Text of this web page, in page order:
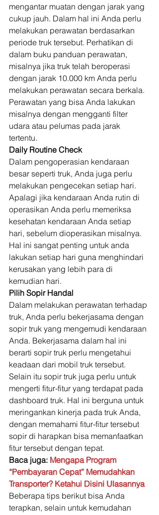
mengantar muatan dengan jarak yang
cukup jauh. Dalam hal ini Anda perlu
melakukan perawatan berdasarkan
periode truk tersebut. Perhatikan di
dalam buku panduan perawatan,
misalnya jika truk telah beroperasi
dengan jarak 10.000 km Anda perlu
melakukan perawatan secara berkala.
Perawatan yang bisa Anda lakukan
misalnya dengan mengganti filter
udara atau pelumas pada jarak
tertentu.
Daily Routine Check
Dalam pengoperasian kendaraan
besar seperti truk, Anda juga perlu
melakukan pengecekan setiap hari.
Apalagi jika kendaraan Anda rutin di
operasikan Anda perlu memeriksa
kesehatan kendaraan Anda setiap
hari, sebelum dioperasikan misalnya.
Hal ini sangat penting untuk anda
lakukan setiap hari guna menghindari
kerusakan yang lebih para di
kemudian hari.
Pilih Sopir Handal
Dalam melakukan perawatan terhadap
truk, Anda perlu bekerjasama dengan
sopir truk yang mengemudi kendaraan
Anda. Bekerjasama dalam hal ini
berarti sopir truk perlu mengetahui
keadaan dari mobil truk tersebut.
Selain itu sopir truk juga perlu untuk
mengerti fitur-fitur yang terdapat pada
dashboard truk. Hal ini berguna untuk
meringankan kinerja pada truk Anda,
dengan memahami fitur-fitur tersebut
sopir di harapkan bisa memanfaatkan
fitur tersebut dengan tepat.
Baca juga: Mengapa Program
“Pembayaran Cepat” Memudahkan
Transporter? Ketahui Disini Ulasannya
Beberapa tips berikut bisa Anda
terapkan, selain untuk kemudahan